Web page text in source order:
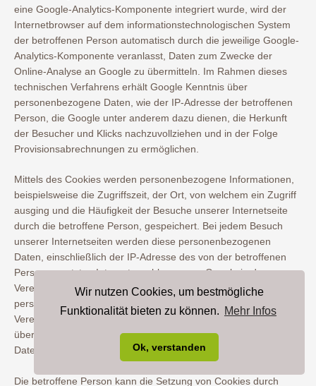
Wir nutzen Cookies, um bestmögliche
Funktionalität bieten zu können. Mehr Infos
Ok, verstanden
eine Google-Analytics-Komponente integriert wurde, wird der
Internetbrowser auf dem informationstechnologischen System
der betroffenen Person automatisch durch die jeweilige Google-
Analytics-Komponente veranlasst, Daten zum Zwecke der
Online-Analyse an Google zu übermitteln. Im Rahmen dieses
technischen Verfahrens erhält Google Kenntnis über
personenbezogene Daten, wie der IP-Adresse der betroffenen
Person, die Google unter anderem dazu dienen, die Herkunft
der Besucher und Klicks nachzuvollziehen und in der Folge
Provisionsabrechnungen zu ermöglichen.
Mittels des Cookies werden personenbezogene Informationen,
beispielsweise die Zugriffszeit, der Ort, von welchem ein Zugriff
ausging und die Häufigkeit der Besuche unserer Internetseite
durch die betroffene Person, gespeichert. Bei jedem Besuch
unserer Internetseiten werden diese personenbezogenen
Daten, einschließlich der IP-Adresse des von der betroffenen
Person genutzten Internetanschlusses, an Google in den
Vereinigten Staaten von Amerika übertragen. Diese
personenbezogenen Daten werden durch Google in den
Vereinigten Staaten von Amerika gespeichert. Google gibt diese
über das technische Verfahren erhobenen personenbezogenen
Daten unter Umständen an Dritte weiter.
Die betroffene Person kann die Setzung von Cookies durch